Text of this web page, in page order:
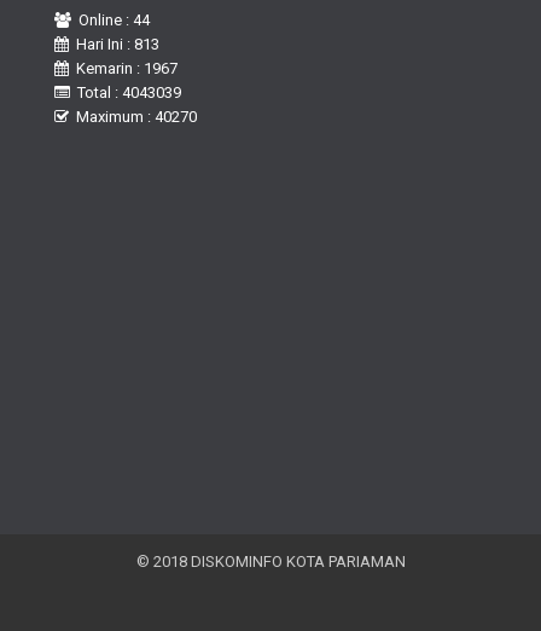
Online : 44
Hari Ini : 813
Kemarin : 1967
Total : 4043039
Maximum : 40270
© 2018 DISKOMINFO KOTA PARIAMAN